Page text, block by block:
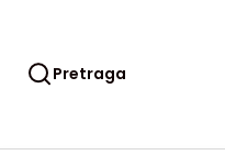
Pretraga